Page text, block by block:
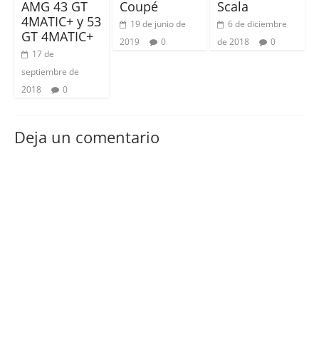
AMG 43 GT
4MATIC+ y 53
GT 4MATIC+
17 de
septiembre de
2018
0
Coupé
19 de junio de
2019
0
Scala
6 de diciembre
de 2018
0
Deja un comentario